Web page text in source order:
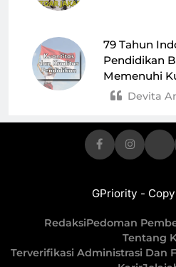
79 Tahun
Pendidikan
Memenuhi
Devita
GPriority -
RedaksiPedoman
Tentang
Terverifikasi Administrasi Dan